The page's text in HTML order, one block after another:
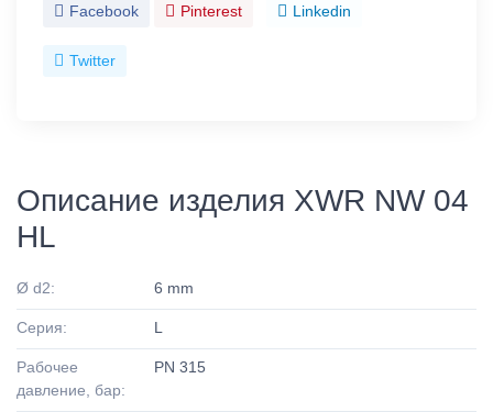
Facebook Pinterest Linkedin
Twitter
Описание изделия XWR NW 04
HL
Ø d2: 6 mm
Серия: L
Рабочее
давление, бар:
PN 315